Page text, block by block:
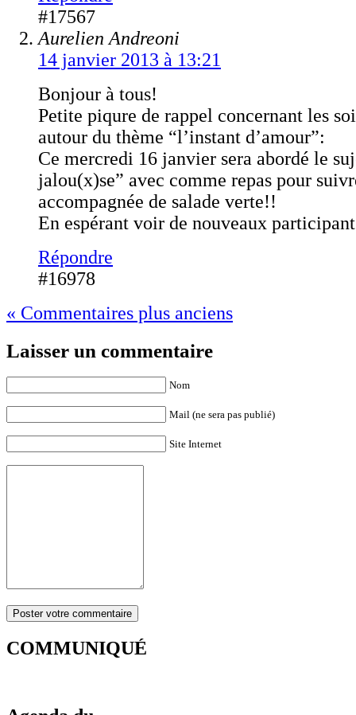
#17567
Aurelien Andreoni
14 janvier 2013 à 13:21
Bonjour à tous!
Petite piqure de rappel concernant les
autour du thème “l’instant d’amour”:
Ce mercredi 16 janvier sera abordé le
jalou(x)se” avec comme repas pour
accompagnée de salade verte!!
En espérant voir de nouveaux
Répondre
#16978
« Commentaires plus anciens
Laisser un commentaire
Nom
Mail (ne sera pas publié)
Site Internet
COMMUNIQUÉ